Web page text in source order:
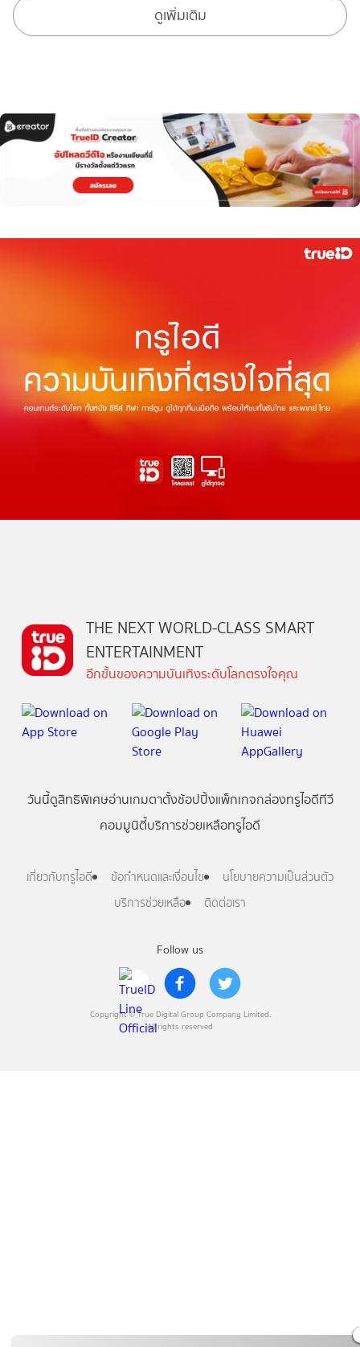
ดูเพิ่มเติม
Follow us
Copyright © True Digital Group Company Limited.
All rights reserved
THE NEXT WORLD-CLASS SMART
ENTERTAINMENT
อีกขั้นของความบันเทิงระดับโลกตรงใจคุณ
วันนี้ดูสิทธิพิเศษอ่านเกมตาตั้งช้อปปิ้งแพ็กเกจกล่องทรูไอดีทีวี
คอมมูนิตี้บริการช่วยเหลือทรูไอดี
เกี่ยวกับทรูไอดี ข้อกำหนดและเงื่อนไข
นโยบายความเป็นส่วนตัว
บริการช่วยเหลือ
ติดต่อเรา